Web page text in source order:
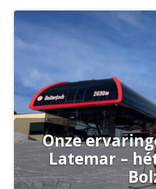
Onze
Latemar –